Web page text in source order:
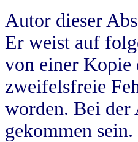
Autor dieser
Er weist auf
von einer Kopie
zweifelsfreie
worden. Bei der
gekommen